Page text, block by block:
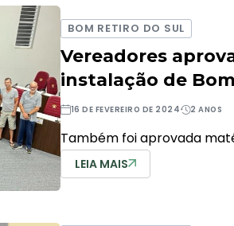
BOM RETIRO DO SUL
Vereadores
instalação de
16 DE FEVEREIRO DE 2024 2 ANOS
Também foi aprovada
LEIA MAIS